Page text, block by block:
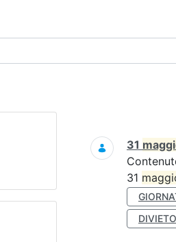
- Eventi
Ricerca
31
31